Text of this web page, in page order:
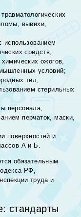
вывихи,
использованием
средств;
ожогов,
условий;
тел,
стерильных
персонала,
перчаток, маски,
поверхностей и
А и Б.
обязательным
РФ,
труда и
стандарты